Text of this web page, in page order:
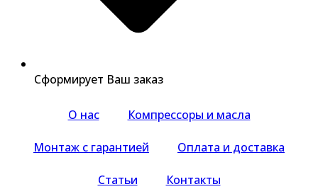
Сформирует Ваш заказ
О нас Компрессоры и масла
Монтаж с гарантией Оплата и доставка
Статьи Контакты